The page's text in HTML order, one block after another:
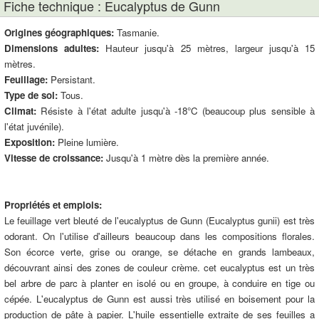
Fiche technique : Eucalyptus de Gunn
Origines géographiques: Tasmanie.
Dimensions adultes: Hauteur jusqu'à 25 mètres, largeur jusqu'à 15
mètres.
Feuillage: Persistant.
Type de sol: Tous.
Climat: Résiste à l'état adulte jusqu'à -18°C (beaucoup plus sensible à
l'état juvénile).
Exposition: Pleine lumière.
Vitesse de croissance: Jusqu'à 1 mètre dès la première année.
Propriétés et emplois:
Le feuillage vert bleuté de l'eucalyptus de Gunn (Eucalyptus gunii) est très
odorant. On l'utilise d'ailleurs beaucoup dans les compositions florales.
Son écorce verte, grise ou orange, se détache en grands lambeaux,
découvrant ainsi des zones de couleur crème. cet eucalyptus est un très
bel arbre de parc à planter en isolé ou en groupe, à conduire en tige ou
cépée. L'eucalyptus de Gunn est aussi très utilisé en boisement pour la
production de pâte à papier. L'huile essentielle extraite de ses feuilles a